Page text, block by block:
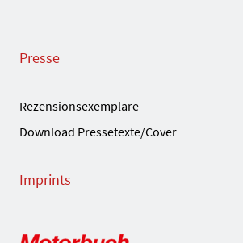
Presse
Rezensionsexemplare
Download Pressetexte/Cover
Imprints